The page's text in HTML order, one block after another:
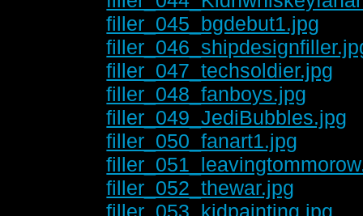
filler_045_bgdebut1.jpg
filler_047_techsoldier.jpg
filler_048_fanboys.jpg
filler_049_JediBubbles.jpg
filler_050_fanart1.jpg
filler_052_thewar.jpg
filler_053_kidpainting.jpg